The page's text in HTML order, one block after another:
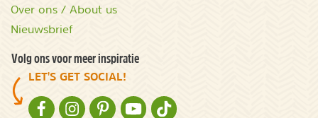
Over ons / About us
Nieuwsbrief
Volg ons voor meer inspiratie
LET'S GET SOCIAL!
NATURESCANNER OP FACEBOOK
NATURESCANNER OP INSTAGRAM
NATURESCANNER OP PINTEREST
NATURESCANNER OP YOUTUBE
NATURESCANNER OP TIKTOK